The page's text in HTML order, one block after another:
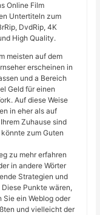
Online Film
Untertiteln zum
DvdRip, 4K
High Quality.
meisten auf dem
erscheinen in
und a Bereich
Geld für einen
Auf diese Weise
in eher als auf
Zuhause sind
zum Guten
zu mehr erfahren
in andere Wörter
Strategien und
Punkte wären,
ein Weblog oder
und vielleicht der